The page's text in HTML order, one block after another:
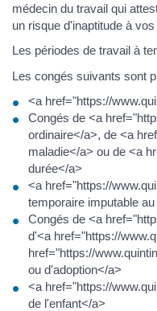
médecin du travail qui
un risque d'inaptitude à
Les périodes de travail à
Les congés suivants sont
<a href="https://
Congés de <a
ordinaire</a>, de <a
maladie</a> ou de <a
durée</a>
<a href="https://
temporaire imputable
Congés de <a
d'<a href="https://
href="https://
ou d'adoption</a>
<a href="https://
de l'enfant</a>